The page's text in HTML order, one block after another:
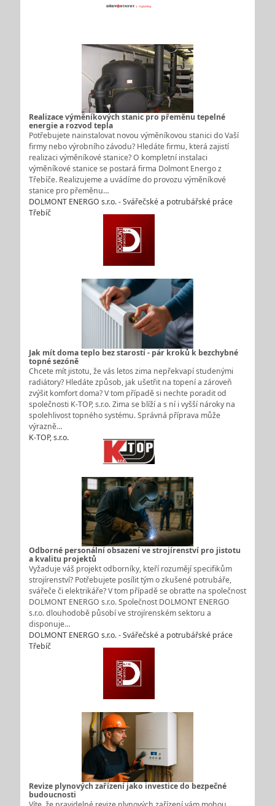
Realizace výměníkových stanic pro přeměnu tepelné
energie a rozvod tepla
Potřebujete nainstalovat novou výměníkovou stanici do Vaší
firmy nebo výrobního závodu? Hledáte firmu, která zajistí
realizaci výměníkové stanice? O kompletní instalaci
výměníkové stanice se postará firma Dolmont Energo z
Třebíče. Realizujeme a uvádíme do provozu výměníkové
stanice pro přeměnu…
DOLMONT ENERGO s.r.o. - Svářečské a potrubářské práce
Třebíč
Jak mít doma teplo bez starostí - pár kroků k bezchybné
topné sezóně
Chcete mít jistotu, že vás letos zima nepřekvapí studenými
radiátory? Hledáte způsob, jak ušetřit na topení a zároveň
zvýšit komfort doma? V tom případě si nechte poradit od
společnosti K-TOP, s.r.o. Zima se blíží a s ní i vyšší nároky na
spolehlivost topného systému. Správná příprava může
výrazně…
K-TOP, s.r.o.
Odborné personální obsazení ve strojírenství pro jistotu
a kvalitu projektů
Vyžaduje váš projekt odborníky, kteří rozumějí specifikům
strojírenství? Potřebujete posílit tým o zkušené potrubáře,
svářeče či elektrikáře? V tom případě se obraťte na společnost
DOLMONT ENERGO s.r.o. Společnost DOLMONT ENERGO
s.r.o. dlouhodobě působí ve strojírenském sektoru a
disponuje…
DOLMONT ENERGO s.r.o. - Svářečské a potrubářské práce
Třebíč
Revize plynových zařízení jako investice do bezpečné
budoucnosti